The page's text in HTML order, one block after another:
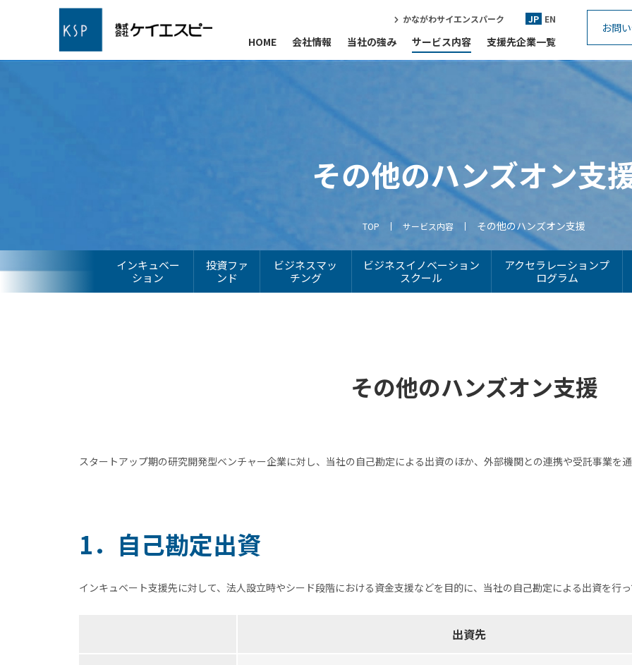
かながわサイエンスパーク JP EN
お問
HOME 会社情報 当社の強み サービス内容 支援先企業一覧
TOP サービス内容 その他のハンズオン支援
その他のハンズオン支
インキュベー
ション
投資ファ
ンド
ビジネスマッ
チング
ビジネスイノベーション
スクール
アクセラレーションプ
ログラム
その他のハンズオン支援
スタートアップ期の研究開発型ベンチャー企業に対し、当社の自己勘定による出資のほか、外部機関との連携や受託事業を
1．自己勘定出資
インキュベート支援先に対して、法人設立時やシード段階における資金支援などを目的に、当社の自己勘定による出資を行っ
出資先